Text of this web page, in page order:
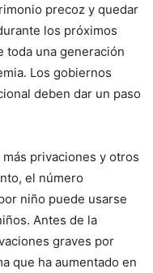
precoz y quedar
los próximos
toda una generación
Los gobiernos
deben dar un paso
privaciones y otros
el número
niño puede usarse
Antes de la
graves por
que ha aumentado en